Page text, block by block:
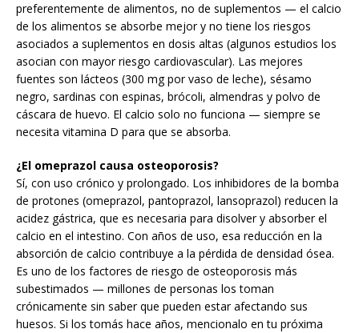
preferentemente de alimentos, no de suplementos — el calcio
de los alimentos se absorbe mejor y no tiene los riesgos
asociados a suplementos en dosis altas (algunos estudios los
asocian con mayor riesgo cardiovascular). Las mejores
fuentes son lácteos (300 mg por vaso de leche), sésamo
negro, sardinas con espinas, brócoli, almendras y polvo de
cáscara de huevo. El calcio solo no funciona — siempre se
necesita vitamina D para que se absorba.
¿El omeprazol causa osteoporosis?
Sí, con uso crónico y prolongado. Los inhibidores de la bomba
de protones (omeprazol, pantoprazol, lansoprazol) reducen la
acidez gástrica, que es necesaria para disolver y absorber el
calcio en el intestino. Con años de uso, esa reducción en la
absorción de calcio contribuye a la pérdida de densidad ósea.
Es uno de los factores de riesgo de osteoporosis más
subestimados — millones de personas los toman
crónicamente sin saber que pueden estar afectando sus
huesos. Si los tomás hace años, mencionalo en tu próxima